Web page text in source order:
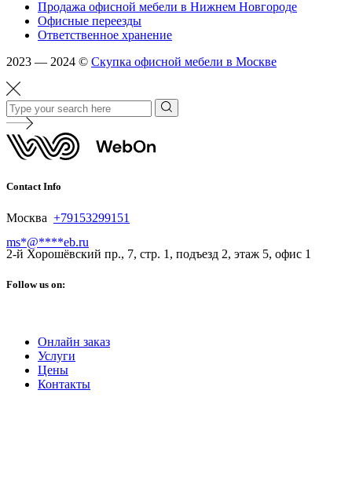
Продажа офисной мебели в Нижнем Новгороде
Офисные переезды
Ответственное хранение
2023 — 2024 © Скупка офисной мебели в Москве
Contact Info
Москва +79153299151
ms*@****eb.ru
2-й Хорошёвский пр., 7, стр. 1, подъезд 2, этаж 5, офис 1
Follow us on:
Онлайн заказ
Услуги
Цены
Контакты